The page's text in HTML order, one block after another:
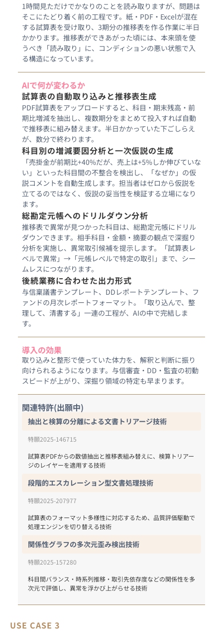
1時間見ただけでかなりのことを読み取りますが、問題は
そこにたどり着く前の工程です。紙・PDF・Excelが混在
する試算表を受け取り、3期分の推移表を作る作業に半日
かかります。推移表ができあがった頃には、本来頭を使
うべき「読み取り」に、コンディションの悪い状態で入
る構造になっています。
AIで何が変わるか
試算表の自動取り込みと推移表生成
PDF試算表をアップロードすると、科目・期末残高・前
期比増減を抽出し、複数期分をまとめて投入すれば自動
で推移表に組み替えます。半日かかっていた下ごしらえ
が、数分で終わります。
科目別の増減要因分析と一次仮説の生成
「売掛金が前期比+40%だが、売上は+5%しか伸びていな
い」といった科目間の不整合を検出し、「なぜか」の仮
説コメントを自動生成します。担当者はゼロから仮説を
立てるのではなく、仮説の妥当性を検証する立場になり
ます。
総勘定元帳へのドリルダウン分析
推移表で異常が見つかった科目は、総勘定元帳にドリル
ダウンできます。相手科目・金額・摘要の観点で深掘り
分析を実施し、異常取引候補を提示します。「試算表レ
ベルで異常」→「元帳レベルで特定の取引」まで、シー
ムレスにつながります。
後続業務に合わせた出力形式
与信稟議書テンプレート、DDレポートテンプレート、フ
ァンドの月次レポートフォーマット。「取り込んで、整
理して、清書する」一連の工程が、AIの中で完結しま
す。
導入の効果
取り込みと整形で使っていた体力を、解釈と判断に振り
向けられるようになります。与信審査・DD・監査の初動
スピードが上がり、深掘り領域の特定も早まります。
関連特許(出願中)
抽出と検算の分離による文書トリアージ技術
特願2025-146715
試算表PDFからの数値抽出と推移表組み替えに、検算トリアー
ジのレイヤーを適用する技術
段階的エスカレーション型文書処理技術
特願2025-207977
試算表のフォーマット多様性に対応するため、品質評価駆動で
関係性グラフの多次元歪み検出技術
特願2025-157280
科目間バランス・時系列推移・取引先依存度などの関係性を多
次元で評価し、異常を浮かび上がらせる技術
USE CASE 3